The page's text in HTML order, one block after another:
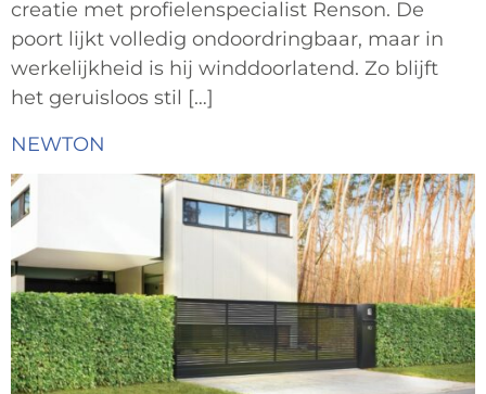
creatie met profielenspecialist Renson. De
poort lijkt volledig ondoordringbaar, maar in
werkelijkheid is hij winddoorlatend. Zo blijft
het geruisloos stil […]
NEWTON